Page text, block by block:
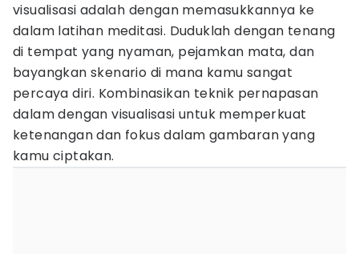
visualisasi adalah dengan memasukkannya ke
dalam latihan meditasi. Duduklah dengan tenang
di tempat yang nyaman, pejamkan mata, dan
bayangkan skenario di mana kamu sangat
percaya diri. Kombinasikan teknik pernapasan
dalam dengan visualisasi untuk memperkuat
ketenangan dan fokus dalam gambaran yang
kamu ciptakan.